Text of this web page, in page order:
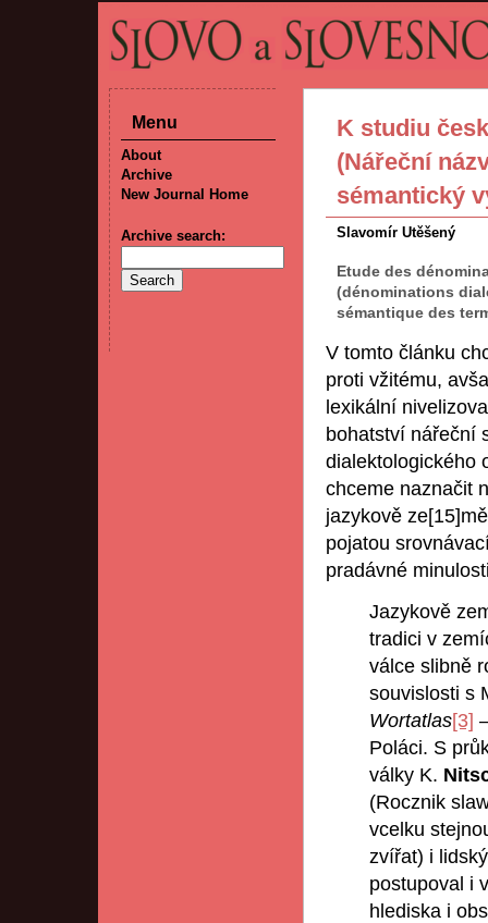
K studiu
(Nářeční
sémantický
Slavomír Utěšený
Etude des
(dénominations
sémantique des
V tomto článku
proti vžitému,
lexikální
bohatství nářeční
dialektologického
chceme naznačit
jazykově
pojatou
pradávné
Jazykově
tradici v
válce slibně
souvislosti s
Wortatlas[3]
Poláci. S
války K.
(Rocznik
vcelku
zvířat) i
postupoval i
hlediska i
Menu
About
Archive
New Journal Home
Archive search: